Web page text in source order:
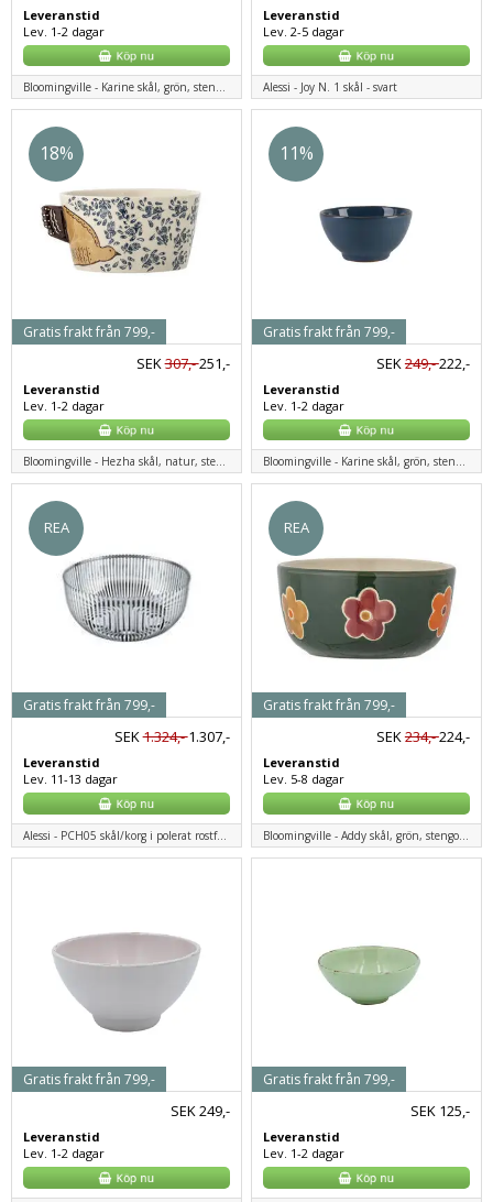
Leveranstid
Lev. 1-2 dagar
Bloomingville - Karine skål, grön, stengods
Leveranstid
Lev. 2-5 dagar
Alessi - Joy N. 1 skål - svart
18%
SEK307,-251,-
Leveranstid
Lev. 1-2 dagar
Gratis frakt från 799,-
Bloomingville - Hezha skål, natur, stengods
11%
SEK249,-222,-
Leveranstid
Lev. 1-2 dagar
Gratis frakt från 799,-
Bloomingville - Karine skål, grön, stengods
REA
SEK1.324,-1.307,-
Leveranstid
Lev. 11-13 dagar
Gratis frakt från 799,-
Alessi - PCH05 skål/korg i polerat rostfritt stål
REA
SEK234,-224,-
Leveranstid
Lev. 5-8 dagar
Gratis frakt från 799,-
Bloomingville - Addy skål, grön, stengods
SEK249,-
Leveranstid
Lev. 1-2 dagar
Gratis frakt från 799,-
SEK 125,-
Leveranstid
Lev. 1-2 dagar
Gratis frakt från 799,-